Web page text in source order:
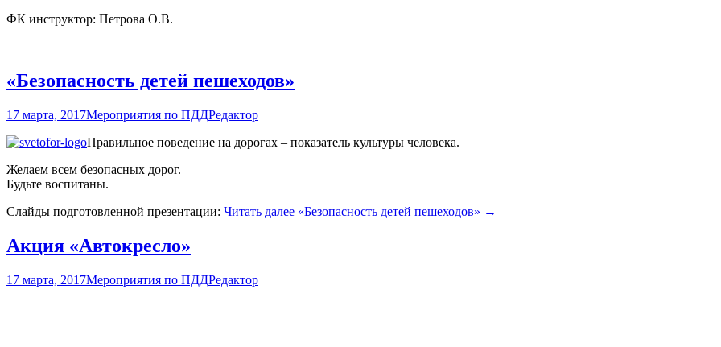
ФК инструктор: Петрова О.В.
«Безопасность детей пешеходов»
17 марта, 2017Мероприятия по ПДДРедактор
Правильное поведение на дорогах – показатель культуры человека.
Желаем всем безопасных дорог.
Будьте воспитаны.
Слайды подготовленной презентации: Читать далее «Безопасность детей пешеходов» →
Акция «Автокресло»
17 марта, 2017Мероприятия по ПДДРедактор